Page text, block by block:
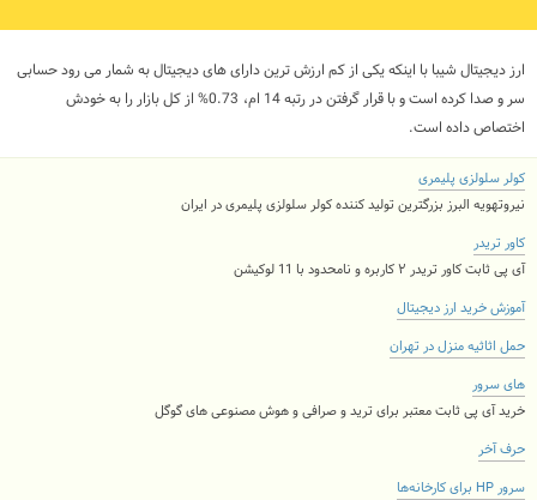
ارز دیجیتال شیبا با اینکه یکی از کم ارزش ترین دارای های دیجیتال به شمار می رود حسابی
سر و صدا کرده است و با قرار گرفتن در رتبه 14 ام، 0.73% از کل بازار را به خودش
اختصاص داده است.
کولر سلولزی پلیمری
نیروتهویه البرز بزرگترین تولید کننده کولر سلولزی پلیمری در ایران
کاور تریدر
آی پی ثابت کاور تریدر ۲ کاربره و نامحدود با 11 لوکیشن
آموزش خرید ارز دیجیتال
حمل اثاثیه منزل در تهران
های سرور
خرید آی پی ثابت معتبر برای ترید و صرافی و هوش مصنوعی های گوگل
حرف آخر
سرور HP برای کارخانه‌ها